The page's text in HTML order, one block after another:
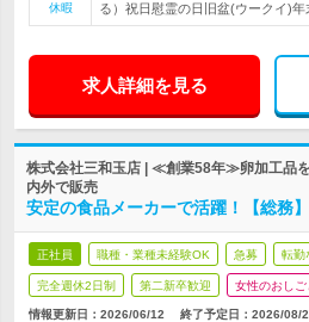
休暇
る）祝日慰霊の日旧盆(ウークイ)年
求人詳細を見る
株式会社三和玉店 | ≪創業58年≫卵加工品
内外で販売
安定の食品メーカーで活躍！【総務
正社員 職種・業種未経験OK 急募 転勤
完全週休2日制 第二新卒歓迎 女性のおしご
情報更新日：2026/06/12 終了予定日： 2026/08/